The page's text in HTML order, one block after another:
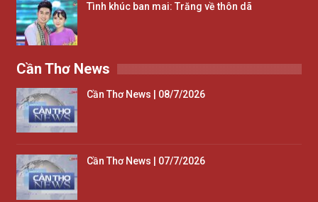
Tình khúc ban mai: Trăng về thôn dã
Cần Thơ News
Cần Thơ News | 08/7/2026
Cần Thơ News | 07/7/2026